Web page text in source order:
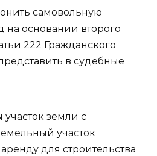
самовольную
на основании второго
222 Гражданского
в судебные
земли с
участок
для строительства